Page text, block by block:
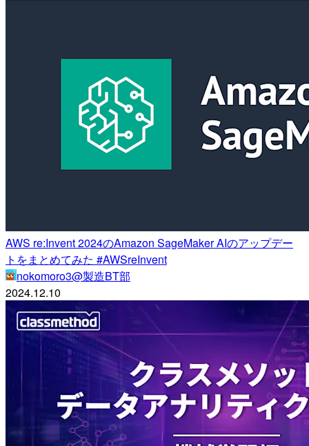
AWS re:Invent 2024のAmazon SageMaker AIのアップデー
トをまとめてみた #AWSreInvent
nokomoro3@製造BT部
2024.12.10